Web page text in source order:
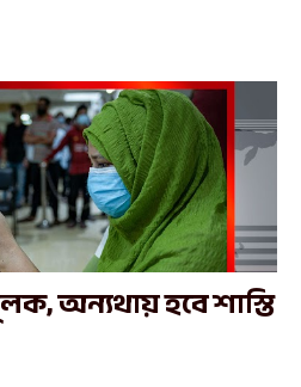
অন্যথায় হবে শাস্তি